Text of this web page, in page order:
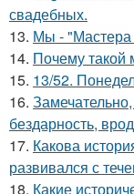
свадебных.
13. Мы - "Мастера
14. Почему такой
15. 13/52.
16.
бездарность,
17. Какова
развивался с
18. Какие